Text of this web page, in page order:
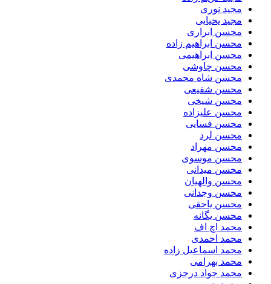
مجید نوری
مجید یحیایی
محسن ابراری
محسن ابراهیم زاده
محسن ابراهیمی
محسن چاوشی
محسن شاه محمدی
محسن شفیعی
محسن شیخی
محسن علیزاده
محسن فسایی
محسن لرد
محسن مهراد
محسن موسوی
محسن میدانی
محسن والهیان
محسن وجدانی
محسن یاحقی
محسن یگانه
محمد اچ اف
محمد احمدی
محمد اسماعیل زاده
محمد بهرامی
محمد جواد درجزی